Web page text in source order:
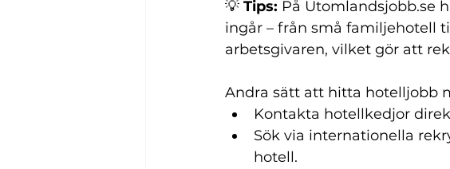
💡 Tips: På Utomlandsjobb.se
ingår – från små familjehotell
arbetsgivaren, vilket gör att
Andra sätt att hitta hotelljobb
Kontakta hotellkedjor
Sök via internationella
hotell.